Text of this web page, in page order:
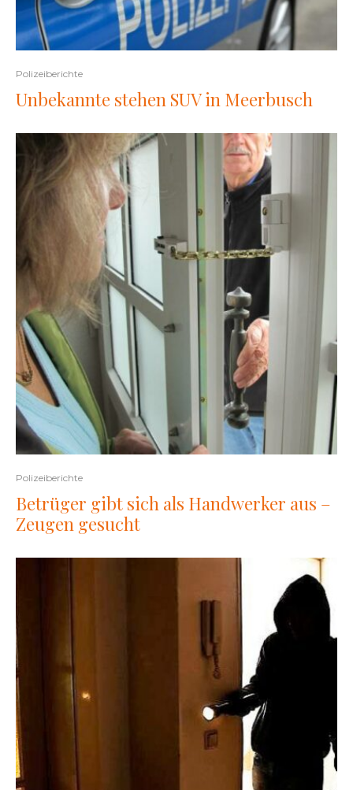
Polizeiberichte
Unbekannte stehen SUV in Meerbusch
Polizeiberichte
Betrüger gibt sich als Handwerker aus –
Zeugen gesucht